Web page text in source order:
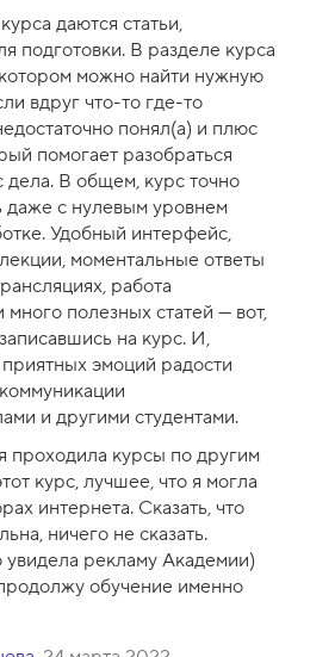
даются статьи,
подготовки. В разделе курса
можно найти нужную
вдруг что-то где-то
понял(а) и плюс
помогает разобраться
дела. В общем, курс точно
даже с нулевым уровнем
Удобный интерфейс,
моментальные ответы
работа
много полезных статей — вот,
на курс. И,
эмоций радости
и другими студентами.
проходила курсы по другим
курс, лучшее, что я могла
интернета. Сказать, что
ничего не сказать.
увидела рекламу Академии)
обучение именно